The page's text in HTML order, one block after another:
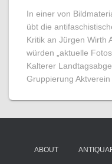
In einer von
übt die
Kritik an Jürgen Wirth
würden „aktuelle
Kalterer
Gruppierung Aktverein
ABOUT